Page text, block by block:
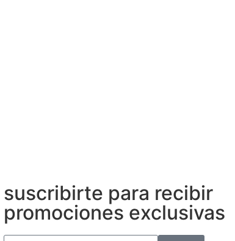
suscribirte para recibir
promociones exclusivas